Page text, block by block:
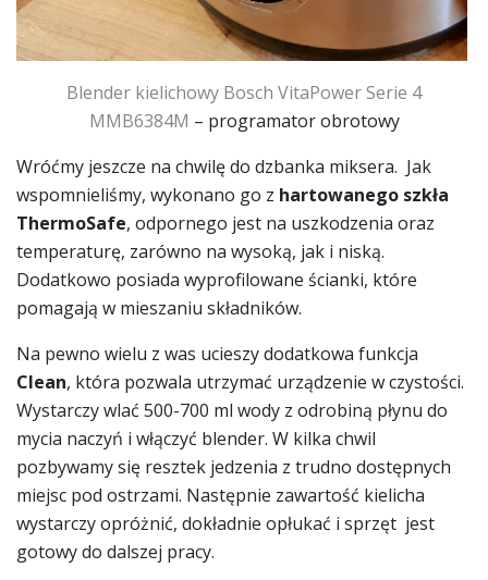
Blender kielichowy Bosch VitaPower Serie 4
MMB6384M – programator obrotowy
Wróćmy jeszcze na chwilę do dzbanka miksera. Jak
wspomnieliśmy, wykonano go z hartowanego szkła
ThermoSafe, odpornego jest na uszkodzenia oraz
temperaturę, zarówno na wysoką, jak i niską.
Dodatkowo posiada wyprofilowane ścianki, które
pomagają w mieszaniu składników.
Na pewno wielu z was ucieszy dodatkowa funkcja
Clean, która pozwala utrzymać urządzenie w czystości.
Wystarczy wlać 500-700 ml wody z odrobiną płynu do
mycia naczyń i włączyć blender. W kilka chwil
pozbywamy się resztek jedzenia z trudno dostępnych
miejsc pod ostrzami. Następnie zawartość kielicha
wystarczy opróżnić, dokładnie opłukać i sprzęt jest
gotowy do dalszej pracy.